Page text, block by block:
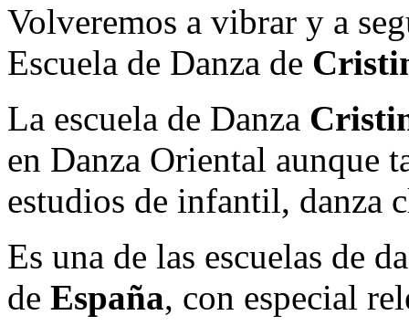
Volveremos a vibrar y a
Escuela de Danza de
La escuela de Danza
en Danza Oriental aunque
estudios de infantil, danza
Es una de las escuelas de
de España, con especial